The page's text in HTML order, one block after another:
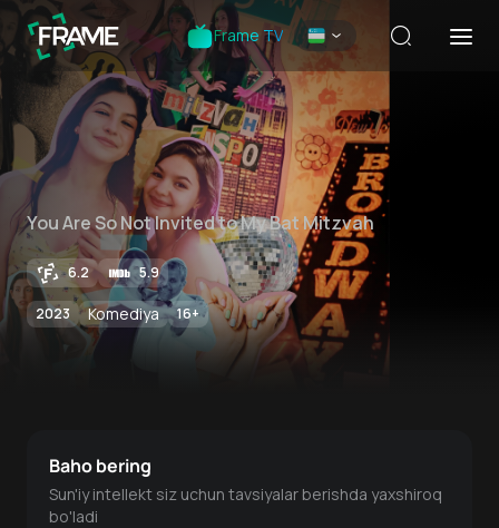
Frame TV
You Are So Not Invited to My Bat Mitzvah
6.2 5.9
2023 Komediya 16+
Baho bering
Sun'iy intellekt siz uchun tavsiyalar berishda yaxshiroq
bo'ladi